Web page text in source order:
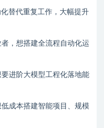
替代重复工作，大幅提升
，想搭建全流程自动化运
进阶大模型工程化落地能
成本搭建智能项目、规模